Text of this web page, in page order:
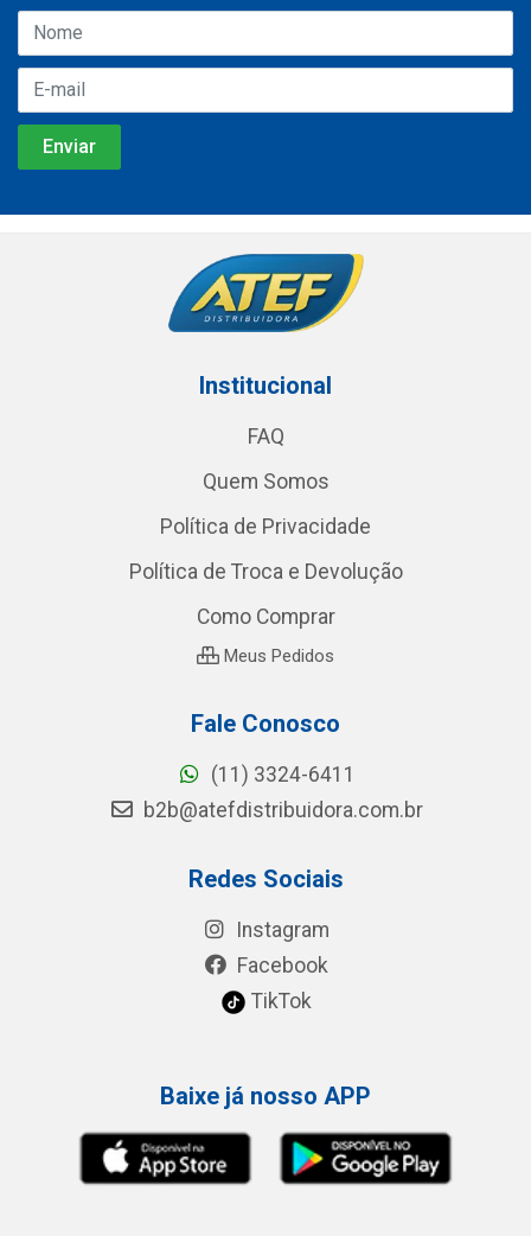
Institucional
FAQ
Quem Somos
Política de Privacidade
Política de Troca e Devolução
Como Comprar
Meus Pedidos
Fale Conosco
(11) 3324-6411
b2b@atefdistribuidora.com.br
Redes Sociais
Instagram
Facebook
TikTok
Baixe já nosso APP